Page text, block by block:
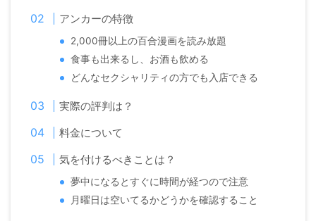
アンカーの特徴
2,000冊以上の百合漫画を読み放題
食事も出来るし、お酒も飲める
どんなセクシャリティの方でも入店できる
実際の評判は？
料金について
気を付けるべきことは？
夢中になるとすぐに時間が経つので注意
月曜日は空いてるかどうかを確認すること